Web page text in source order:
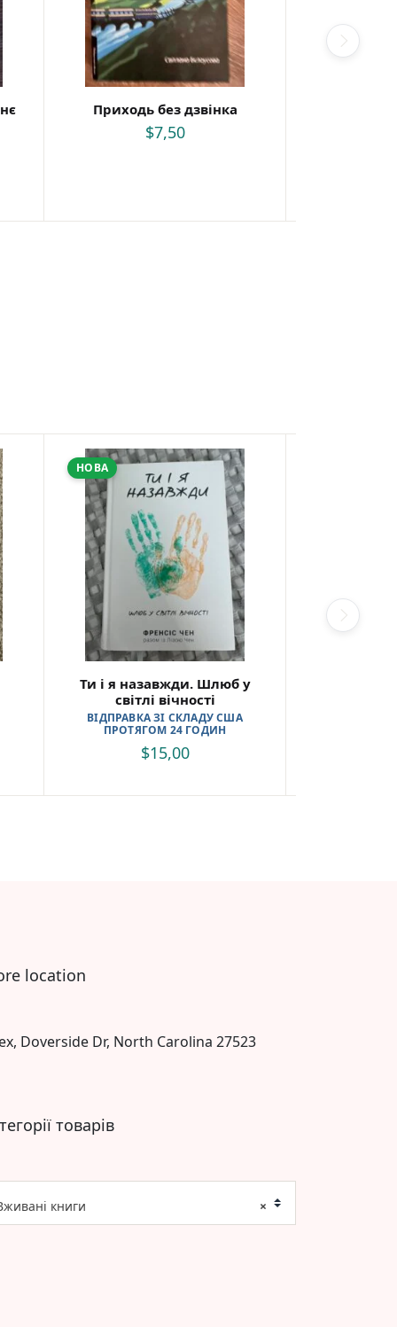
Приходь без дзвінка
$7,50
НОВА
Ти і я назавжди. Шлюб у
світлі вічності
ВІДПРАВКА ЗІ СКЛАДУ США
ПРОТЯГОМ 24 ГОДИН
$15,00
location
Doverside Dr, North Carolina 27523
товарів
×
книги